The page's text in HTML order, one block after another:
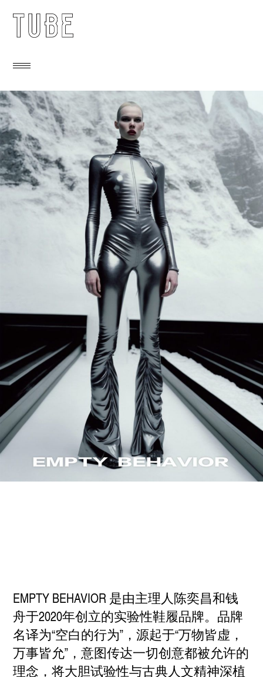
EMPTY BEHAVIOR 是由主理人陈奕昌和钱
舟于2020年创立的实验性鞋履品牌。品牌
名译为“空白的行为”，源起于“万物皆虚，
万事皆允”，意图传达一切创意都被允许的
理念，将大胆试验性与古典人文精神深植